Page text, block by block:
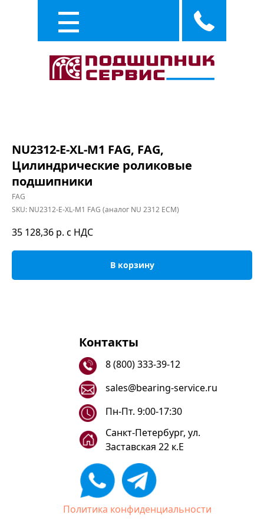
NU2312-E-XL-M1 FAG, FAG,
Цилиндрические роликовые
подшипники
FAG
SKU: NU2312-E-XL-M1 FAG (аналог NU 2312 ECM)
35 128,36 р. с НДС
В корзину
Контакты
8 (800) 333-39-12
sales@bearing-service.ru
Санкт-Петербург, ул.
Заставская 22 к.Е
Пн-Пт. 9:00-17:30
Политика конфиденциальности